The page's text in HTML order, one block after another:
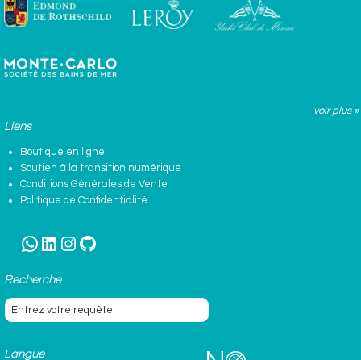
voir plus »
Liens
Boutique en ligne
Soutien à la transition numérique
Conditions Générales de Vente
Politique de Confidentialité
WhatsApp
LinkedIn
Instagram
GitHub
Recherche
Langue